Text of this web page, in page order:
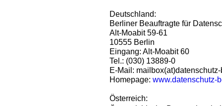
Deutschland:
Berliner Beauftragte für
Alt-Moabit 59-61
10555 Berlin
Eingang: Alt-Moabit 60
Tel.: (030) 13889-0
E-Mail:
Homepage: www.datenschutz-
Österreich: